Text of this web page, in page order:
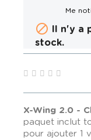
 Il n'y a
stock.
X-Wing 2.0 -
paquet inclut
pour ajouter 1